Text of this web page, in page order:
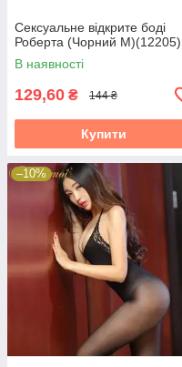
Сексуальне відкрите боді
Роберта (Чорний М)(12205)
В наявності
129,60 ₴ 144 ₴
Купити
–10%